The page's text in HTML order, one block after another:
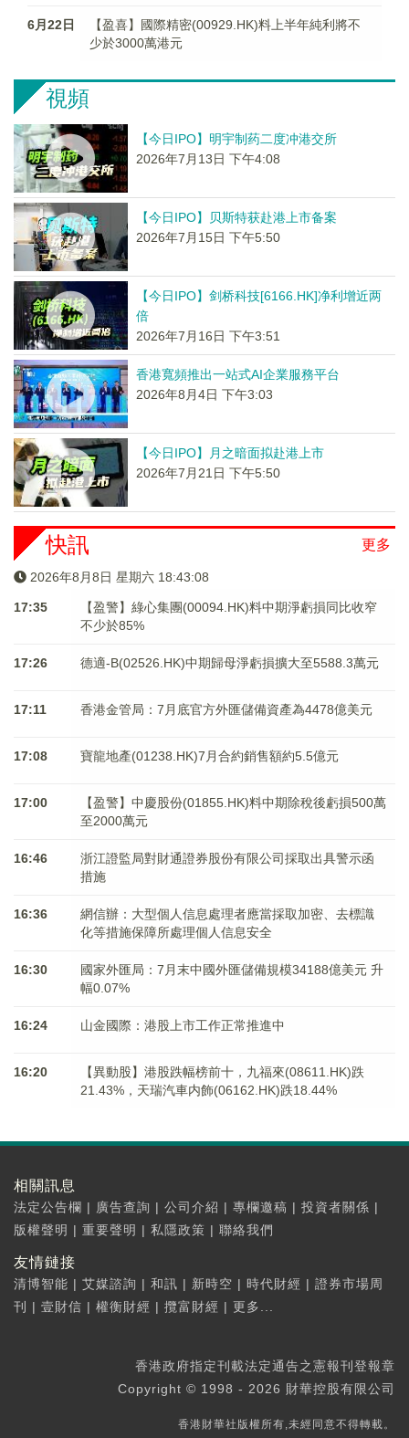
6月22日
【盈喜】國際精密(00929.HK)料上半年純利將不
少於3000萬港元
視頻
【今日IPO】明宇制药二度冲港交所
2026年7月13日 下午4:08
【今日IPO】贝斯特获赴港上市备案
2026年7月15日 下午5:50
【今日IPO】剑桥科技[6166.HK]净利增近两
倍
2026年7月16日 下午3:51
香港寬頻推出一站式AI企業服務平台
2026年8月4日 下午3:03
【今日IPO】月之暗面拟赴港上市
2026年7月21日 下午5:50
更多
快訊
2026年8月8日 星期六 18:43:08
17:35
【盈警】綠心集團(00094.HK)料中期淨虧損同比收窄
不少於85%
17:26 德適-B(02526.HK)中期歸母淨虧損擴大至5588.3萬元
17:11 香港金管局：7月底官方外匯儲備資產為4478億美元
17:08 寶龍地產(01238.HK)7月合約銷售額約5.5億元
17:00
【盈警】中慶股份(01855.HK)料中期除稅後虧損500萬
至2000萬元
16:46
浙江證監局對財通證券股份有限公司採取出具警示函
措施
16:36
網信辦：大型個人信息處理者應當採取加密、去標識
化等措施保障所處理個人信息安全
16:30
國家外匯局：7月末中國外匯儲備規模34188億美元 升
幅0.07%
16:24 山金國際：港股上市工作正常推進中
16:20
【異動股】港股跌幅榜前十，九福來(08611.HK)跌
21.43%，天瑞汽車内飾(06162.HK)跌18.44%
相關訊息
法定公告欄 | 廣告查詢 | 公司介紹 | 專欄邀稿 | 投資者關係 |
版權聲明 | 重要聲明 | 私隱政策 | 聯絡我們
友情鏈接
清博智能 | 艾媒諮詢 | 和訊 | 新時空 | 時代財經 | 證券市場周
刊
| 壹財信 | 權衡財經 | 攬富財經 | 更多...
香港政府指定刊載法定通告之憲報刊登報章
Copyright © 1998 - 2026 財華控股有限公司
香港財華社版權所有,未經同意不得轉載。